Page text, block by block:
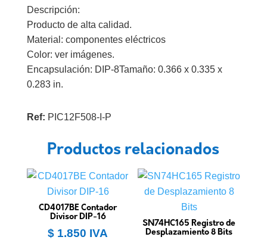
Descripción:
Producto de alta calidad.
Material: componentes eléctricos
Color: ver imágenes.
Encapsulación: DIP-8Tamaño: 0.366 x 0.335 x
0.283 in.
Ref: PIC12F508-I-P
Productos relacionados
CD4017BE Contador
Divisor DIP-16
$ 1.850 IVA
SN74HC165 Registro de
Desplazamiento 8 Bits